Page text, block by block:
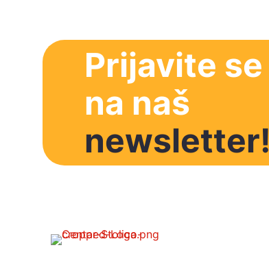
Prijavite se
na naš
newsletter!